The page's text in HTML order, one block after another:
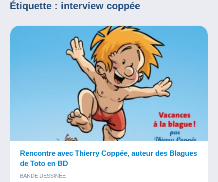
Étiquette : interview coppée
Rencontre avec Thierry Coppée, auteur des Blagues
de Toto en BD
BANDE DESSINÉE